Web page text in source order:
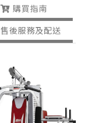
購買指南
售後服務及配送